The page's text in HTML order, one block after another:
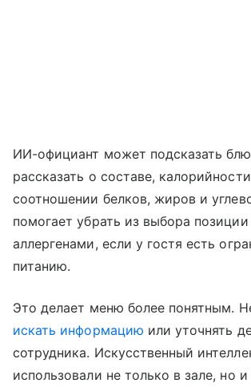
ИИ-официант может подсказать
рассказать о составе,
соотношении белков, жиров и
помогает убрать из выбора позиции
аллергенами, если у гостя есть
питанию.
Это делает меню более понятным.
искать информацию или уточнять
сотрудника. Искусственный
использовали не только в зале, но